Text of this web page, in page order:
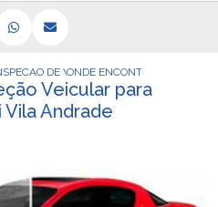
DE VEICULO DE APLICATIVO
ONDE ENCONTRAR
Veicular para
Andrade